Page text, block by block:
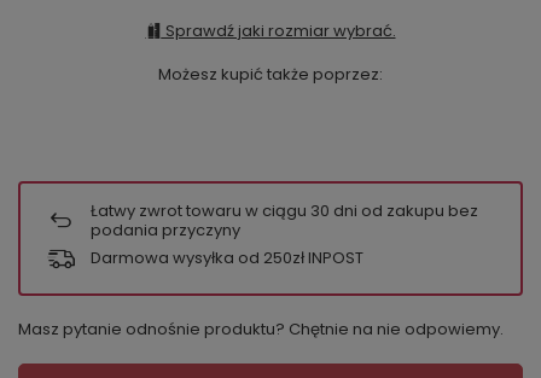
Sprawdź jaki rozmiar wybrać.
Możesz kupić także poprzez:
Łatwy zwrot towaru w ciągu 30 dni od zakupu bez
podania przyczyny
Darmowa wysyłka od 250zł INPOST
Masz pytanie odnośnie produktu? Chętnie na nie odpowiemy.